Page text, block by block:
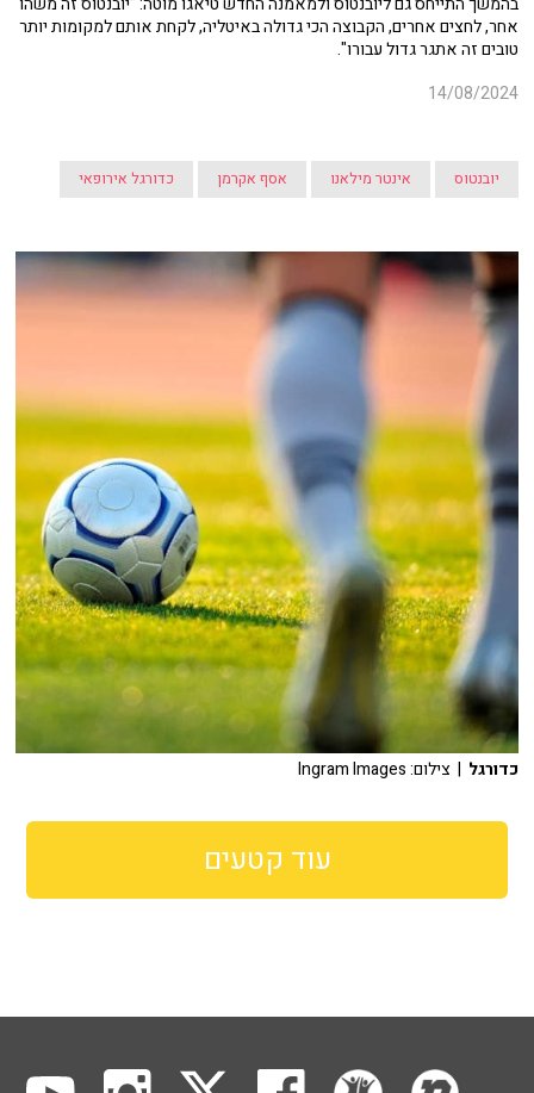
אחר, לחצים אחרים, הקבוצה הכי גדולה באיטליה, לקחת אותם למקומות יותר
טובים זה אתגר גדול עבורו".
14/08/2024
יובנטוס אינטר מילאנו אסף אקרמן כדורגל אירופאי
כדורגל | צילום: Ingram Images
עוד קטעים